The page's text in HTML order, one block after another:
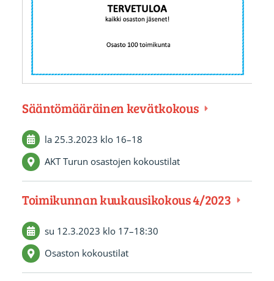
Sääntömääräinen kevätkokous
la 25.3.2023 klo 16–18
AKT Turun osastojen kokoustilat
Toimikunnan kuukausikokous 4/2023
su 12.3.2023 klo 17–18:30
Osaston kokoustilat